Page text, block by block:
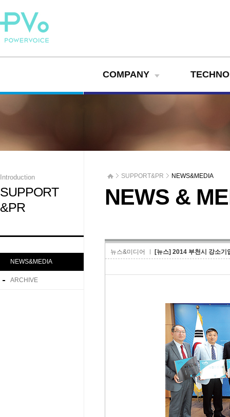
COMPANY
Introduction
SUPPORT
&PR
NEWS&MEDIA
ARCHIVE
SUPPORT&PR NEWS&MEDIA
NEWS &
뉴스&미디어 [뉴스] 2014 부천시 강소기